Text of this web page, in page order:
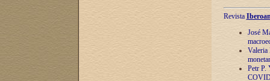
Revista
José
Valeria
Petr P.